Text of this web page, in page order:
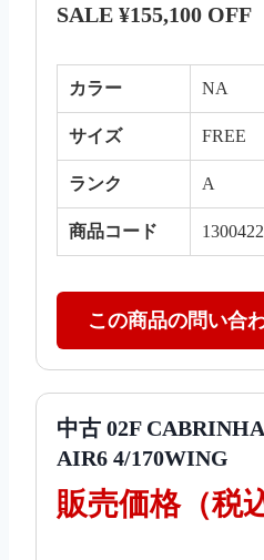
SALE ¥155,100 OFF
カラー NA
サイズ FREE
ランク A
商品コード
この商品の問い合
中古 02F
AIR6 4/170WING
販売価格（税